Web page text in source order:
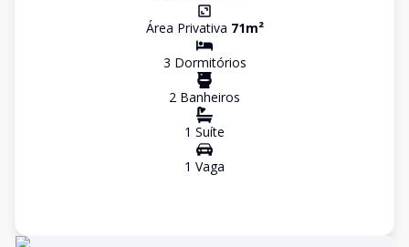
Área Privativa 71m²
3 Dormitórios
2 Banheiros
1 Suíte
1 Vaga